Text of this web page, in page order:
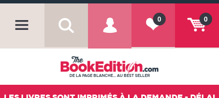
0
0
DE LA PAGE BLANCHE... AU BEST SELLER